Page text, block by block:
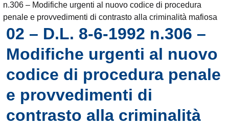
n.306 – Modifiche urgenti al nuovo codice di procedura
penale e provvedimenti di contrasto alla criminalità mafiosa
02 – D.L. 8-6-1992 n.306 –
Modifiche urgenti al nuovo
codice di procedura penale
e provvedimenti di
contrasto alla criminalità